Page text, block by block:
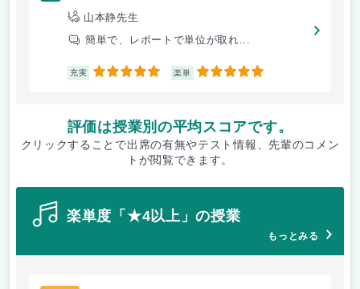
山本静先生
簡単で、レポートで単位が取れ...
充実 5 楽単 5
評価は授業別の平均スコアです。
クリックすることで出席の有無やテスト情報、先輩のコメン
トが閲覧できます。
楽単度「★4以上」の授業
もっとみる